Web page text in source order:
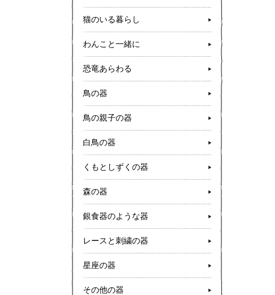
猫のいる暮らし
わんこと一緒に
恐竜あらわる
鳥の器
鳥の親子の器
白鳥の器
くもとしずくの器
森の器
銀食器のような器
レースと刺繍の器
星座の器
その他の器